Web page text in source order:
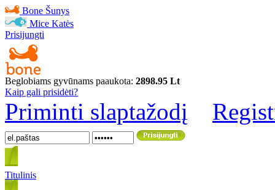
Bone Šunys
Mice Katės
Prisijungti
Beglobiams gyvūnams paaukota: 2898.95 Lt
Kaip gali prisidėti?
Priminti slaptažodį
Titulinis